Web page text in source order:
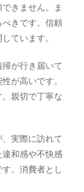
きません。ま
きです。信頼
ています。
が行き届いて
が高いです。
親切で丁寧な
実際に訪れて
和感や不快感
。消費者とし